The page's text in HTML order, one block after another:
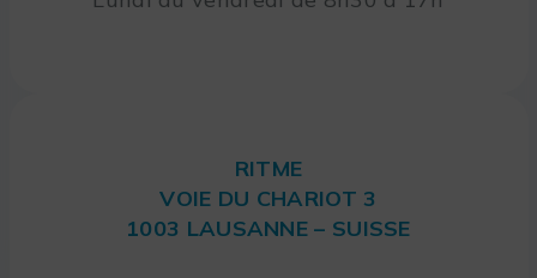
RITME
VOIE DU CHARIOT 3
1003 LAUSANNE – SUISSE